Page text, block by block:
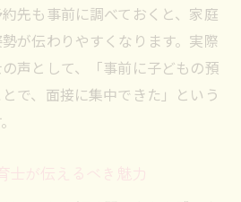
接に強い保育士の話し方の秘
に押さえるべき面接マナー
で保育士らしさを伝える工
育士が気をつけたいポイント
先も事前に調べておくと、家庭
が伝わりやすくなります。実際
声として、「事前に子どもの預
で、面接に集中できた」という
士が伝えるべき魅力